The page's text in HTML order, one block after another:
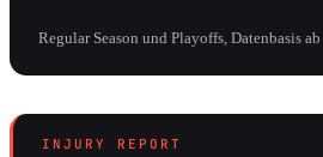
Regular Season und Playoffs, Datenbasis ab
INJURY REPORT